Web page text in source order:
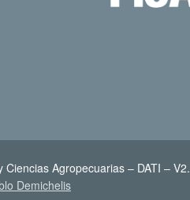
Agropecuarias – DATI – V2.
Demichelis